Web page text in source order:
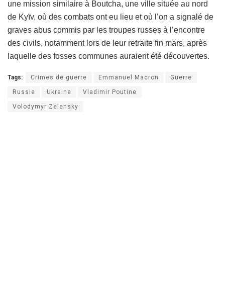
une mission similaire à Boutcha, une ville située au nord
de Kyïv, où des combats ont eu lieu et où l’on a signalé de
graves abus commis par les troupes russes à l’encontre
des civils, notamment lors de leur retraite fin mars, après
laquelle des fosses communes auraient été découvertes.
Tags: Crimes de guerre Emmanuel Macron Guerre
Russie Ukraine Vladimir Poutine
Volodymyr Zelensky